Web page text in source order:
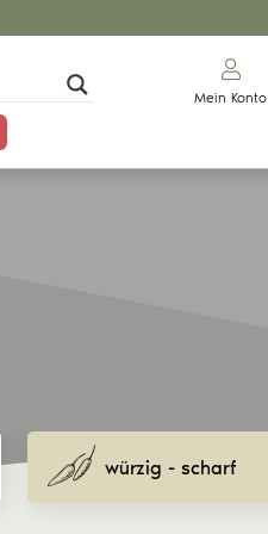
Mein Konto
Gewürze
würzig - scharf